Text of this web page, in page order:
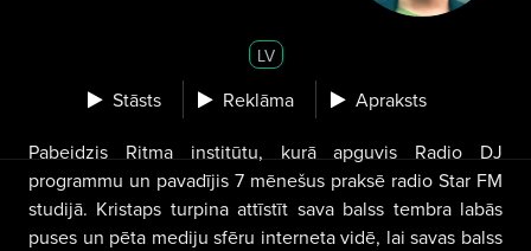
LV
Stāsts Reklāma Apraksts
Pabeidzis Ritma institūtu, kurā apguvis Radio DJ
programmu un pavadījis 7 mēnešus praksē radio Star FM
studijā. Kristaps turpina attīstīt sava balss tembra labās
puses un pēta mediju sfēru interneta vidē, lai savas balss